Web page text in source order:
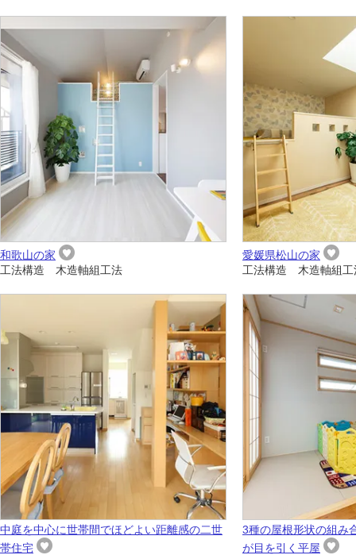
和歌山の家
工法構造 木造軸組工法
愛媛県松山の家
工法構造 木造軸組工
中庭を中心に世帯間でほどよい距離感の二世
帯住宅
3種の屋根形状の組み
が目を引く平屋